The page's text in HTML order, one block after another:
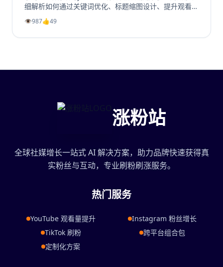
细解析如何通过关键词优化、标题缩图设计、提升观看时
长、利用Shorts引流及社群运营等策略，系统性地提升
你的YouTube视频播放量、YouTube订阅和YouTube观
看时长。无论新手或老手，都能通过这些实战方法让频道
👁️987👍49
涨粉站
全球社媒增长一站式 AI 解决方案，助力品牌快速获得真
实粉丝与互动，专业刷粉刷涨服务。
热门服务
YouTube 观看量提升
Instagram 粉丝增长
TikTok 刷粉
跨平台组合包
定制化方案